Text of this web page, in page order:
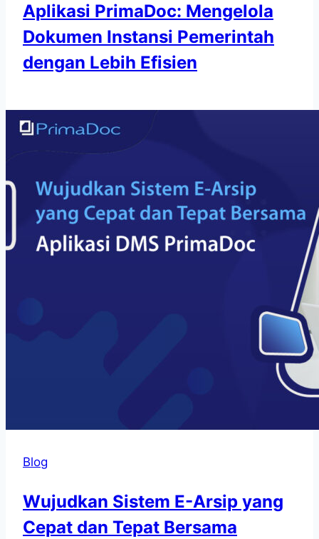
Aplikasi PrimaDoc: Mengelola
Dokumen Instansi Pemerintah
dengan Lebih Efisien
Blog
Wujudkan Sistem E-Arsip yang
Cepat dan Tepat Bersama